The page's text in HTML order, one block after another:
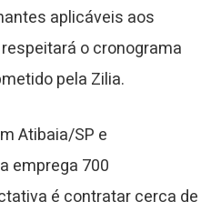
aplicáveis aos
o cronograma
pela Zilia.
Atibaia/SP e
emprega 700
é contratar cerca de